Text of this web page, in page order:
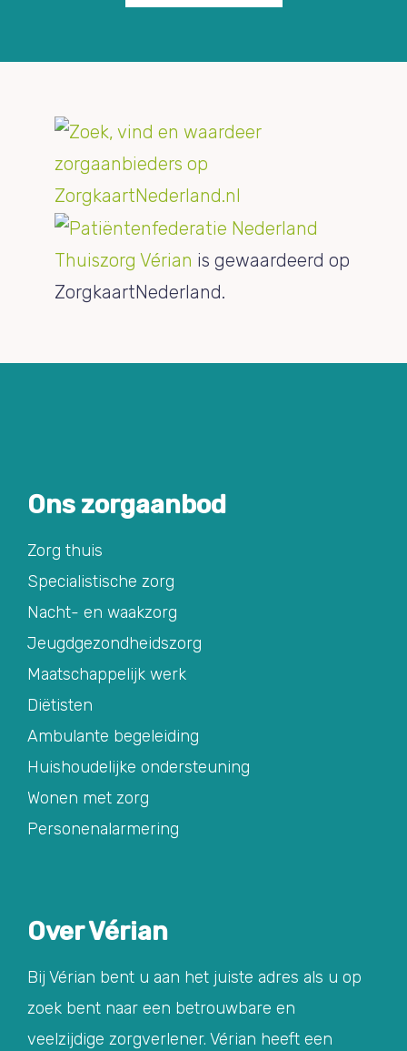
Thuiszorg Vérian is gewaardeerd op
ZorgkaartNederland.
Ons zorgaanbod
Zorg thuis
Specialistische zorg
Nacht- en waakzorg
Jeugdgezondheidszorg
Maatschappelijk werk
Diëtisten
Ambulante begeleiding
Huishoudelijke ondersteuning
Wonen met zorg
Personenalarmering
Over Vérian
Bij Vérian bent u aan het juiste adres als u op
zoek bent naar een betrouwbare en
veelzijdige zorgverlener. Vérian heeft een